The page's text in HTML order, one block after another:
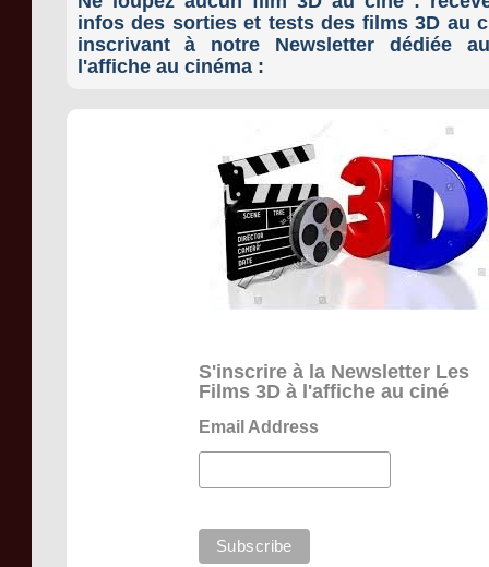
infos des sorties et tests des films 3D au
inscrivant à notre Newsletter dédiée
l'affiche au cinéma :
S'inscrire à la Newsletter Les
Films 3D à l'affiche au ciné
Email Address